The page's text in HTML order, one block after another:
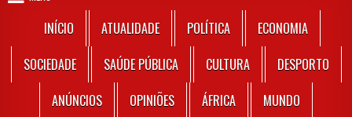
INÍCIO ATUALIDADE POLÍTICA
ECONOMIA
SOCIEDADE
SAÚDE PÚBLICA CULTURA
DESPORTO
ANÚNCIOS
OPINIÕES ÁFRICA
MUNDO